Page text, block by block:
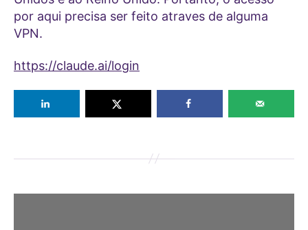
por aqui precisa ser feito atraves de alguma
VPN.
https://claude.ai/login